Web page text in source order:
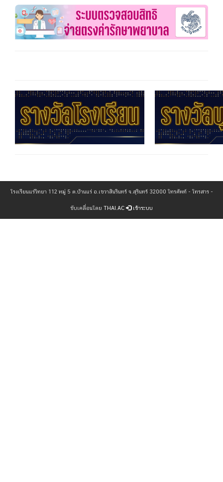
โรงเรียนแร่วิทยา 112 หมู่ 5 ต.บ้านแร่ อ.เขวาสินรินทร์ จ.สุรินทร์ 32000 โทรศัพท์ - โทรสาร -
ขับเคลื่อนโดย THAI.AC เข้าระบบ